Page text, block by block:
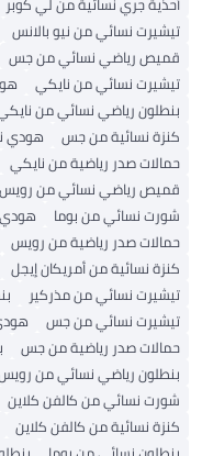
تيشيرت نسائي من نيو بالانس
قميص رياضي نسائي من جس
تيشيرت نسائي من نايكي
بنطلون رياضي نسائي من
كنزة نسائية من جس
هودي
حمالات صدر رياضية من نايكي
قميص رياضي نسائي من رويس
شورت نسائي من بوما
هودي
حمالات صدر رياضية من رويس
كنزة نسائية من أمريكان إيجل
تيشيرت نسائي من مذركير
تيشيرت نسائي من جس
حمالات صدر رياضية من جس
بنطلون رياضي نسائي من
شورت نسائي من كالفن كلاين
كنزة نسائية من كالفن كلاين